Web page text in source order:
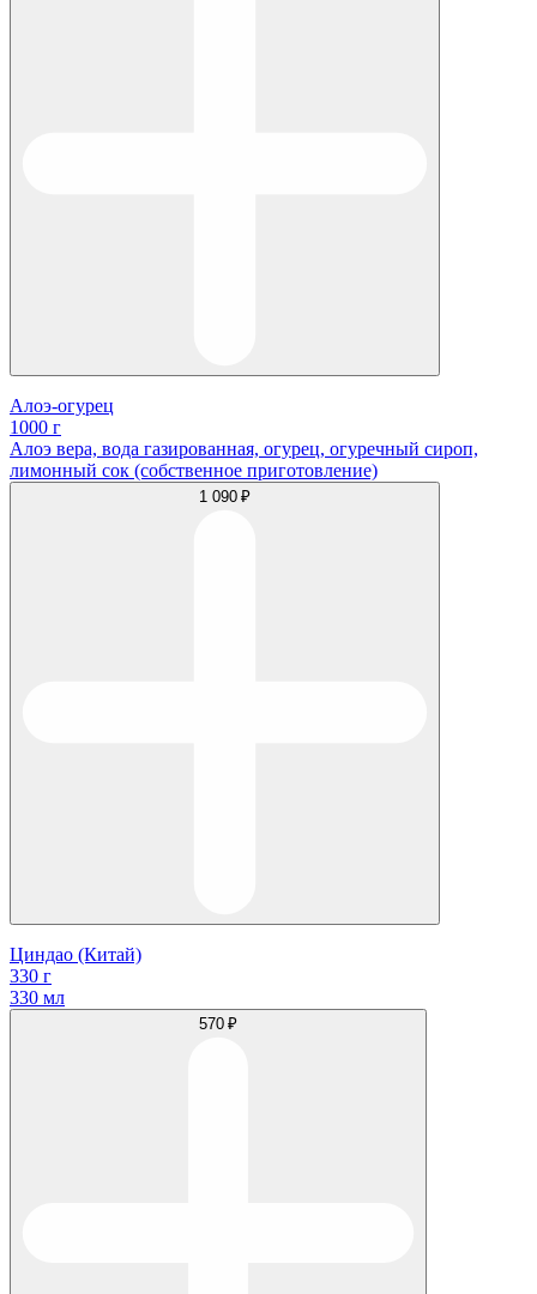
Алоэ-огурец
1000 г
Алоэ вера, вода газированная, огурец, огуречный сироп,
лимонный сок (собственное приготовление)
1 090 ₽
Циндао (Китай)
330 г
330 мл
570 ₽